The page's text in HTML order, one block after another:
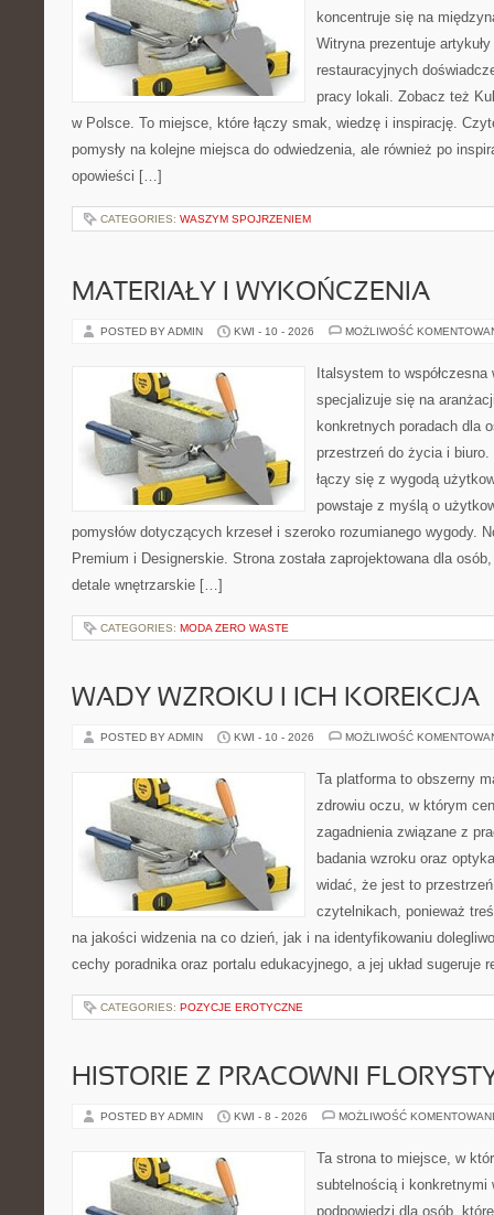
koncentruje się na
Witryna prezentuje
restauracyjnych
pracy lokali. Zobacz też
w Polsce. To miejsce, które łączy smak, wiedzę i inspirację.
pomysły na kolejne miejsca do odwiedzenia, ale również po
opowieści […]
CATEGORIES: WASZYM SPOJRZENIEM
MATERIAŁY I WYKOŃCZENIA
POSTED BY ADMIN KWI - 10 - 2026 MOŻLIWOŚĆ
Italsystem to
specjalizuje się na
konkretnych poradach dla
przestrzeń do życia i
łączy się z wygodą
powstaje z myślą o
pomysłów dotyczących krzeseł i szeroko rozumianego wygody.
Premium i Designerskie. Strona została zaprojektowana dla
detale wnętrzarskie […]
CATEGORIES: MODA ZERO WASTE
WADY WZROKU I ICH KOREKCJA
POSTED BY ADMIN KWI - 10 - 2026 MOŻLIWOŚĆ
Ta platforma to obszerny
zdrowiu oczu, w którym
zagadnienia związane z
badania wzroku oraz
widać, że jest to
czytelnikach, ponieważ
na jakości widzenia na co dzień, jak i na identyfikowaniu
cechy poradnika oraz portalu edukacyjnego, a jej układ sugeruje
CATEGORIES: POZYCJE EROTYCZNE
HISTORIE Z PRACOWNI
POSTED BY ADMIN KWI - 8 - 2026 MOŻLIWOŚĆ
Ta strona to miejsce, w
subtelnością i konkretnymi
podpowiedzi dla osób,